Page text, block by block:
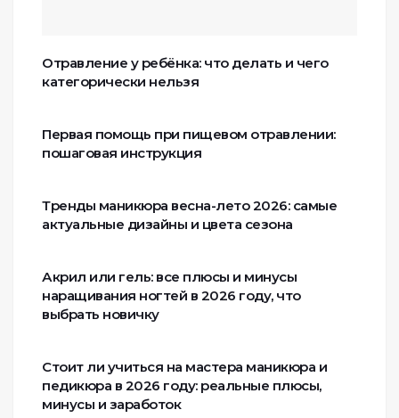
Отравление у ребёнка: что делать и чего
категорически нельзя
Первая помощь при пищевом отравлении:
пошаговая инструкция
Тренды маникюра весна-лето 2026: самые
актуальные дизайны и цвета сезона
Акрил или гель: все плюсы и минусы
наращивания ногтей в 2026 году, что
выбрать новичку
Стоит ли учиться на мастера маникюра и
педикюра в 2026 году: реальные плюсы,
минусы и заработок